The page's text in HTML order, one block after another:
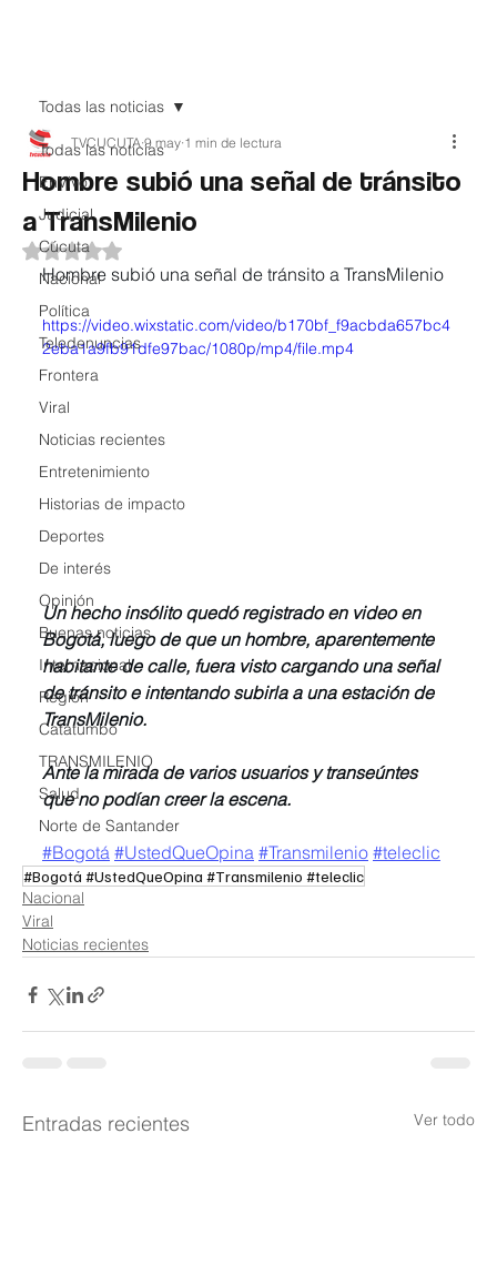
Todas las noticias
EnVivo
Judicial
Cúcuta
Nacional
Política
Teledenuncias
Frontera
Viral
Noticias recientes
Entretenimiento
Historias de impacto
Deportes
De interés
Opinión
Buenas noticias
Internacional
Region
Catatumbo
TRANSMILENIO
Salud
Norte de Santander
Todas las noticias
Hombre subió una señal de tránsito
a TransMilenio
TVCUCUTA 9 may 1 min de lectura
Obtuvo NaN de 5 estrellas.
Hombre subió una señal de tránsito a TransMilenio
https://video.wixstatic.com/video/b170bf_f9acbda657bc4
2eba1a9fb91dfe97bac/1080p/mp4/file.mp4
Un hecho insólito quedó registrado en video en
Bogotá, luego de que un hombre, aparentemente
habitante de calle, fuera visto cargando una señal
de tránsito e intentando subirla a una estación de
TransMilenio.
Ante la mirada de varios usuarios y transeúntes
que no podían creer la escena.
#Bogotá #UstedQueOpina #Transmilenio #teleclic
#Bogotá #UstedQueOpina #Transmilenio #teleclic
Nacional
Viral
Noticias recientes
Entradas recientes Ver todo